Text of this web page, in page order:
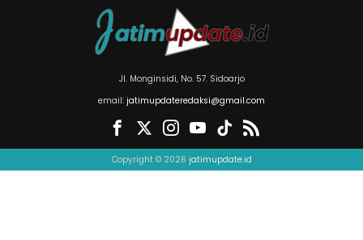
Jl. Monginsidi, No. 57. Sidoarjo
email: jatimupdateredaksi@gmail.com
Copyright © 2026 jatimupdate.id